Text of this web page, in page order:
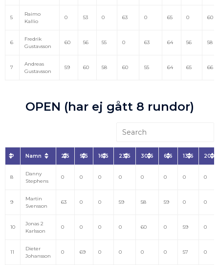
5
Raimo
Kallio
0 53 0 63 0 65 0 60
6
Fredrik
Gustavsson
60 56 55 0 63 64 56 58
7
Andreas
Gustavsson
59 60 58 60 55 64 65 66
OPEN (har ej gått 8 rundor)
P Namn 2/5 9/5 16/5 23/5 30/6 6/6 13/6 20/6
8
Danny
Stephens
0 0 0 0 0 0 0 0
9
Martin
Svensson
63 0 0 59 58 59 0 0
10
Jonas 2
Karlsson
0 0 0 0 60 0 59 0
11
Dieter
Johansson
0 69 0 0 0 0 57 0